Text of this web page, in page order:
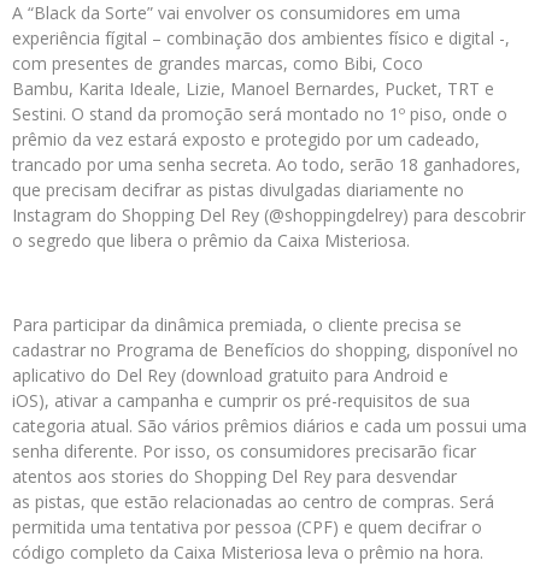
A “Black da Sorte” vai envolver os consumidores em uma
experiência fígital – combinação dos ambientes físico e digital -,
com presentes de grandes marcas, como Bibi, Coco
Bambu, Karita Ideale, Lizie, Manoel Bernardes, Pucket, TRT e
Sestini. O stand da promoção será montado no 1º piso, onde o
prêmio da vez estará exposto e protegido por um cadeado,
trancado por uma senha secreta. Ao todo, serão 18 ganhadores,
que precisam decifrar as pistas divulgadas diariamente no
Instagram do Shopping Del Rey (@shoppingdelrey) para descobrir
o segredo que libera o prêmio da Caixa Misteriosa.
Para participar da dinâmica premiada, o cliente precisa se
cadastrar no Programa de Benefícios do shopping, disponível no
aplicativo do Del Rey (download gratuito para Android e
iOS), ativar a campanha e cumprir os pré-requisitos de sua
categoria atual. São vários prêmios diários e cada um possui uma
senha diferente. Por isso, os consumidores precisarão ficar
atentos aos stories do Shopping Del Rey para desvendar
as pistas, que estão relacionadas ao centro de compras. Será
permitida uma tentativa por pessoa (CPF) e quem decifrar o
código completo da Caixa Misteriosa leva o prêmio na hora.